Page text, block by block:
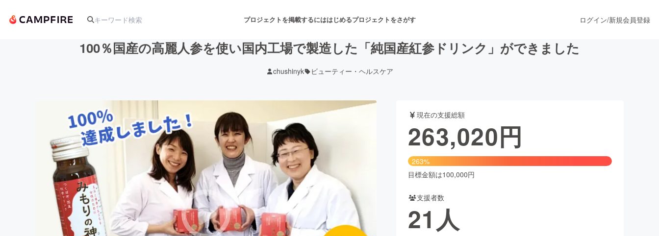
プロジェクトを掲載するにははじめるプロジェクトをさがす
アート・写真 舞台・パフォーマンス
テクノロジー・ガジェット ゲーム・サービス開発 フード・飲食店 ファッション
映像・映画 書籍・雑誌出版
ビジネス・起業 チャレンジ ビューティー・ヘルスケア
まちづくり・地域活性化
ログイン/新規会員登録
100％国産の高麗人参を使い国内工場で製造した「純国産紅参ドリンク」ができました
chushinyk ビューティー・ヘルスケア
現在の支援総額
263,020円
263%
目標金額は100,000円
支援者数
21 人